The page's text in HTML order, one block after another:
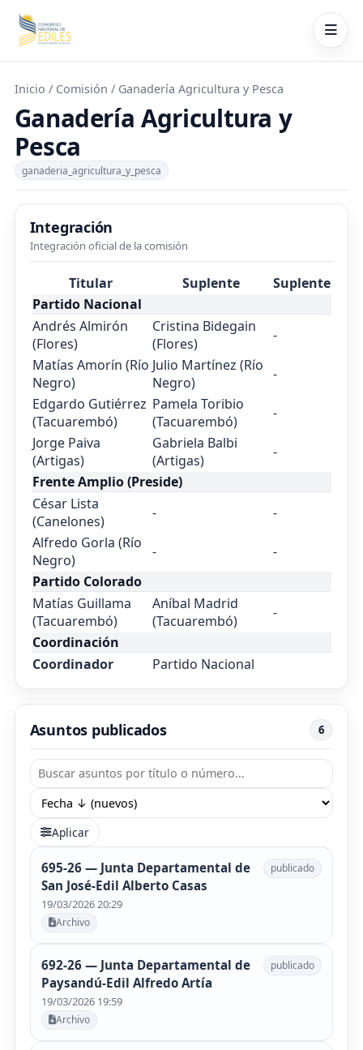
Inicio / Comisión / Ganadería Agricultura y Pesca
Ganadería Agricultura y
Pesca
ganaderia_agricultura_y_pesca
Integración
Integración oficial de la comisión
Titular Suplente
Suplente
Partido Nacional
Andrés Almirón
(Flores)
Cristina Bidegain
(Flores)
-
Matías Amorín (Río
Negro)
Julio Martínez (Río
Negro)
-
Edgardo Gutiérrez
(Tacuarembó)
Pamela Toribio
(Tacuarembó)
-
Jorge Paiva
(Artigas)
Gabriela Balbi
(Artigas)
-
Frente Amplio (Preside)
César Lista
(Canelones)
-
-
Alfredo Gorla (Río
Negro)
-
-
Partido Colorado
Matías Guillama
(Tacuarembó)
Aníbal Madrid
(Tacuarembó)
-
Coordinación
Coordinador
Partido Nacional
Asuntos publicados 6
Aplicar
695-26 — Junta Departamental de
San José-Edil Alberto Casas
19/03/2026 20:29
Archivo
publicado
692-26 — Junta Departamental de
Paysandú-Edil Alfredo Artía
19/03/2026 19:59
Archivo
publicado